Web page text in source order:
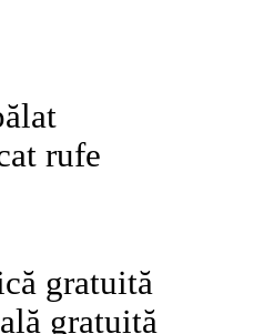
rufe
gratuită
gratuită